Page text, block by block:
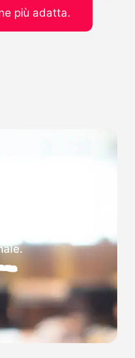
più adatta.